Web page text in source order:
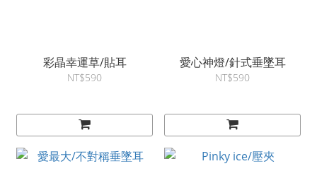
彩晶幸運草/貼耳
NT$590
愛心神燈/針式垂墜耳
NT$590